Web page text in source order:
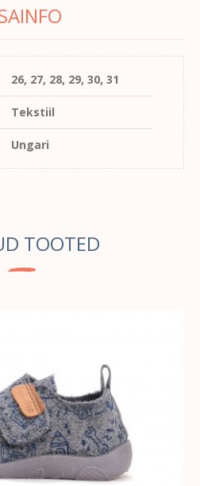
26, 27, 28, 29, 30, 31
Tekstiil
Ungari
TOOTED